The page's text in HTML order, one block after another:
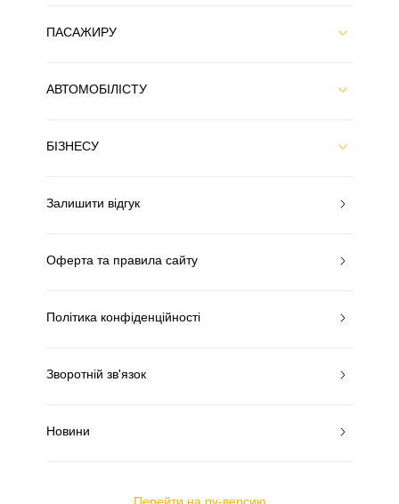
ПАСАЖИРУ
АВТОМОБІЛІСТУ
БІЗНЕСУ
Залишити відгук
Оферта та правила сайту
Політика конфіденційності
Зворотній зв'язок
Новини